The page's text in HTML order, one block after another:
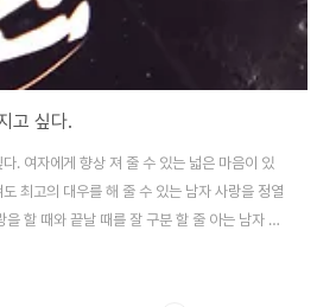
고 싶다.
. 여자에게 향상 져 줄 수 있는 넓은 마음이 있
최고의 대우를 해 줄 수 있는 남자 사랑을 정열
을 할 때와 끝날 때를 잘 구분 할 줄 아는 남자 여
수 있는 남자 부드러운 미소로써 바라볼 수 있